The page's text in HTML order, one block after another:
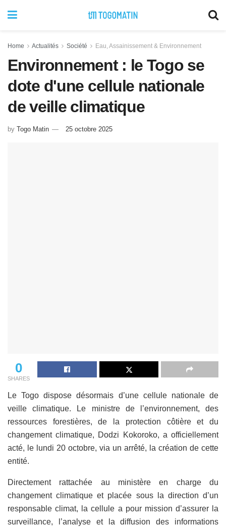
Home Actualités Société Eau, Assainissement & Environnement
Environnement : le Togo se
dote d'une cellule nationale
de veille climatique
by Togo Matin 25 octobre 2025
0
SHARES
Le Togo dispose désormais d’une cellule nationale de
veille climatique. Le ministre de l’environnement, des
ressources forestières, de la protection côtière et du
changement climatique, Dodzi Kokoroko, a officiellement
acté, le lundi 20 octobre, via un arrêté, la création de cette
entité.
Directement rattachée au ministère en charge du
changement climatique et placée sous la direction d’un
responsable climat, la cellule a pour mission d’assurer la
surveillance, l’analyse et la diffusion des informations